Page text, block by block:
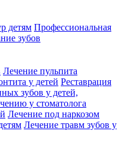
детям Профессиональная
зубов
Лечение пульпита
у детей Реставрация
зубов у детей,
у стоматолога
Лечение под наркозом
Лечение травм зубов у